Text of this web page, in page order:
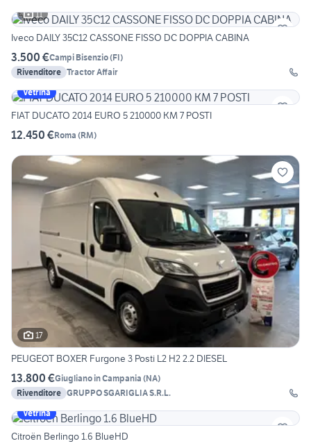
11
Iveco DAILY 35C12 CASSONE FISSO DC DOPPIA CABINA
3.500 €Campi Bisenzio(FI)
Rivenditore Tractor Affair
Vetrina
FIAT DUCATO 2014 EURO 5 210000 KM 7 POSTI
12.450 €Roma (RM)
17
PEUGEOT BOXER Furgone 3 Posti L2 H2 2.2 DIESEL
13.800 €Giugliano in Campania (NA)
Rivenditore GRUPPO SGARIGLIA S.R.L.
Vetrina
Citroën Berlingo 1.6 BlueHD